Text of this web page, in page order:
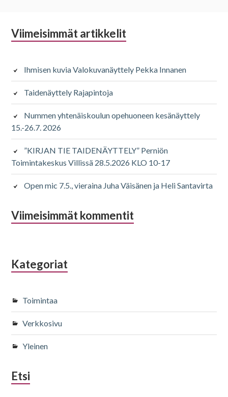
Alapalkin
Viimeisimmät artikkelit
Ihmisen kuvia Valokuvanäyttely Pekka Innanen
Taidenäyttely Rajapintoja
Nummen yhtenäiskoulun opehuoneen kesänäyttely
15.-26.7. 2026
”KIRJAN TIE TAIDENÄYTTELY” Perniön
Toimintakeskus Villissä 28.5.2026 KLO 10-17
Open mic 7.5., vieraina Juha Väisänen ja Heli Santavirta
Viimeisimmät kommentit
Kategoriat
Toimintaa
Verkkosivu
Yleinen
Etsi